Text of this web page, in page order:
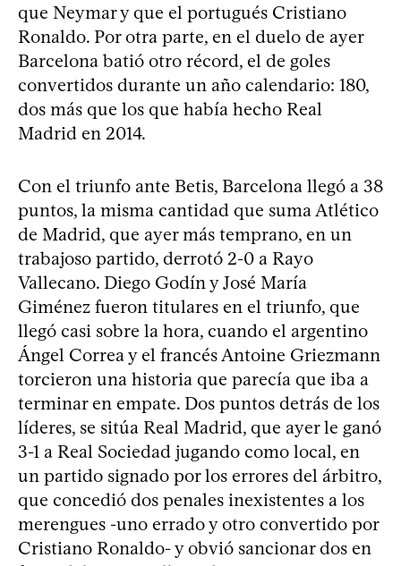
que Neymar y que el portugués Cristiano
Ronaldo. Por otra parte, en el duelo de ayer
Barcelona batió otro récord, el de goles
convertidos durante un año calendario: 180,
dos más que los que había hecho Real
Madrid en 2014.
Con el triunfo ante Betis, Barcelona llegó a 38
puntos, la misma cantidad que suma Atlético
de Madrid, que ayer más temprano, en un
trabajoso partido, derrotó 2-0 a Rayo
Vallecano. Diego Godín y José María
Giménez fueron titulares en el triunfo, que
llegó casi sobre la hora, cuando el argentino
Ángel Correa y el francés Antoine Griezmann
torcieron una historia que parecía que iba a
terminar en empate. Dos puntos detrás de los
líderes, se sitúa Real Madrid, que ayer le ganó
3-1 a Real Sociedad jugando como local, en
un partido signado por los errores del árbitro,
que concedió dos penales inexistentes a los
merengues -uno errado y otro convertido por
Cristiano Ronaldo- y obvió sancionar dos en